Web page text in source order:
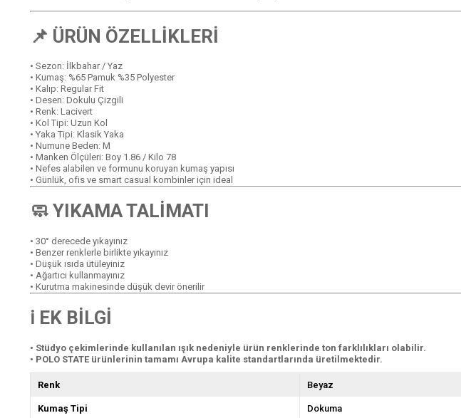
📌 ÜRÜN ÖZELLİKLERİ
• Sezon: İlkbahar / Yaz
• Kumaş: %65 Pamuk %35 Polyester
• Kalıp: Regular Fit
• Desen: Dokulu Çizgili
• Renk: Lacivert
• Kol Tipi: Uzun Kol
• Yaka Tipi: Klasik Yaka
• Numune Beden: M
• Manken Ölçüleri: Boy 1.86 / Kilo 78
• Nefes alabilen ve formunu koruyan kumaş yapısı
• Günlük, ofis ve smart casual kombinler için ideal
🧼 YIKAMA TALİMATI
• 30° derecede yıkayınız
• Benzer renklerle birlikte yıkayınız
• Düşük ısıda ütüleyiniz
• Ağartıcı kullanmayınız
• Kurutma makinesinde düşük devir önerilir
ℹ️ EK BİLGİ
• Stüdyo çekimlerinde kullanılan ışık nedeniyle ürün renklerinde ton farklılıkları olabilir.
• POLO STATE ürünlerinin tamamı Avrupa kalite standartlarında üretilmektedir.
Renk Beyaz
Kumaş Tipi Dokuma